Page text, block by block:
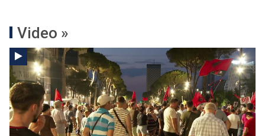
Video »